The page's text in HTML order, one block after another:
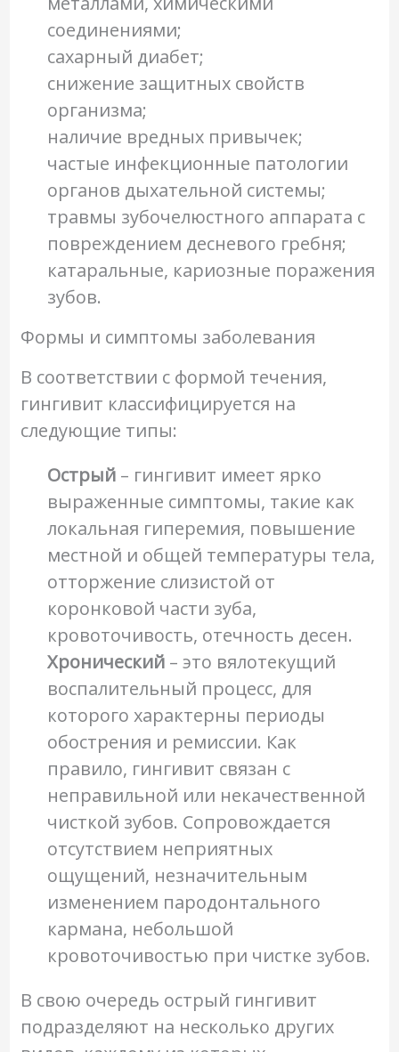
соединениями;
сахарный диабет;
снижение защитных свойств
организма;
наличие вредных привычек;
частые инфекционные патологии
органов дыхательной системы;
травмы зубочелюстного аппарата с
повреждением десневого гребня;
катаральные, кариозные поражения
зубов.
Формы и симптомы заболевания
В соответствии с формой течения,
гингивит классифицируется на
следующие типы:
Острый– гингивит имеет ярко
выраженные симптомы, такие как
локальная гиперемия, повышение
местной и общей температуры тела,
отторжение слизистой от
коронковой части зуба,
кровоточивость, отечность десен.
Хронический– это вялотекущий
воспалительный процесс, для
которого характерны периоды
обострения и ремиссии. Как
правило, гингивит связан с
неправильной или некачественной
чисткой зубов. Сопровождается
отсутствием неприятных
ощущений, незначительным
изменением пародонтального
кармана, небольшой
кровоточивостью при чистке зубов.
В свою очередь острый гингивит
подразделяют на несколько других